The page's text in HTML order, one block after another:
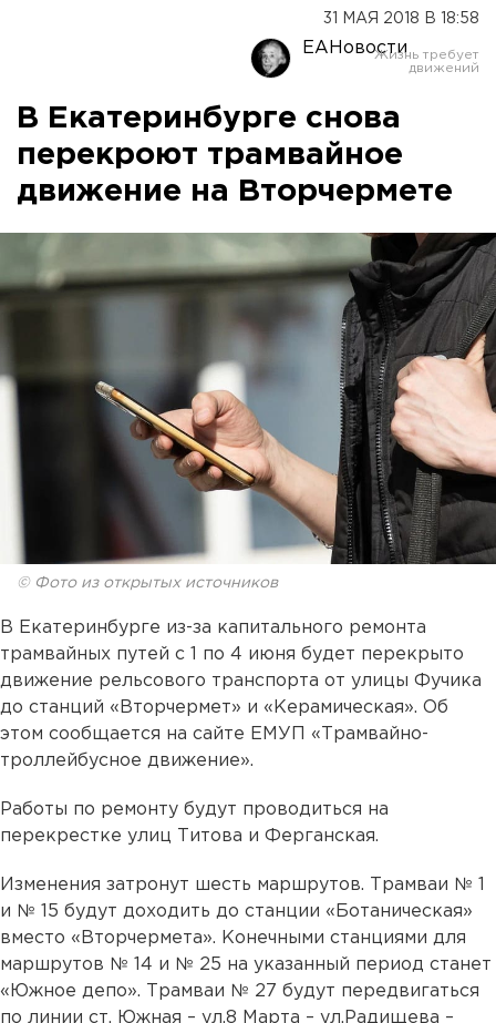
31 МАЯ 2018 В 18:58
ЕАНовости
В Екатеринбурге снова
перекроют трамвайное
движение на Вторчермете
© Фото из открытых источников
В Екатеринбурге из-за капитального ремонта
трамвайных путей с 1 по 4 июня будет перекрыто
движение рельсового транспорта от улицы Фучика
до станций «Вторчермет» и «Керамическая». Об
этом сообщается на сайте ЕМУП «Трамвайно-
троллейбусное движение».
Работы по ремонту будут проводиться на
перекрестке улиц Титова и Ферганская.
Изменения затронут шесть маршрутов. Трамваи № 1
и № 15 будут доходить до станции «Ботаническая»
вместо «Вторчермета». Конечными станциями для
маршрутов № 14 и № 25 на указанный период станет
«Южное депо». Трамваи № 27 будут передвигаться
по линии ст. Южная – ул.8 Марта – ул.Радищева –